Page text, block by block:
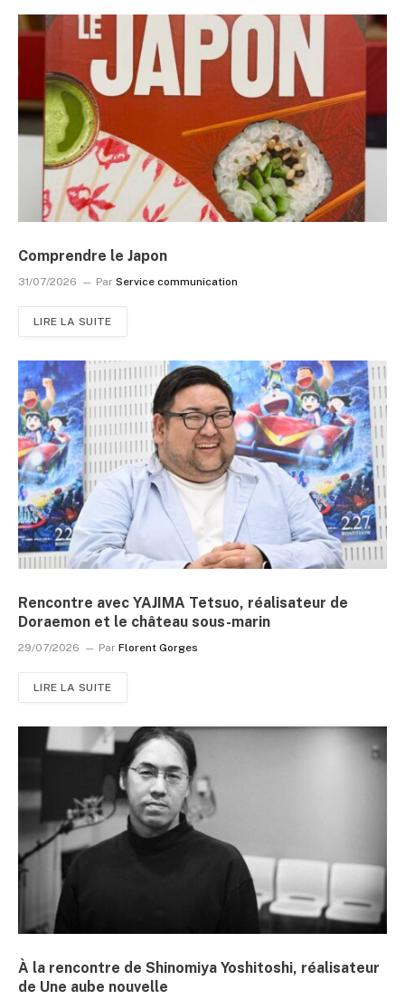
Comprendre le Japon
31/07/2026 Par Service communication
LIRE LA SUITE
Rencontre avec YAJIMA Tetsuo, réalisateur de
Doraemon et le château sous-marin
29/07/2026 Par Florent Gorges
LIRE LA SUITE
À la rencontre de Shinomiya Yoshitoshi, réalisateur
de Une aube nouvelle